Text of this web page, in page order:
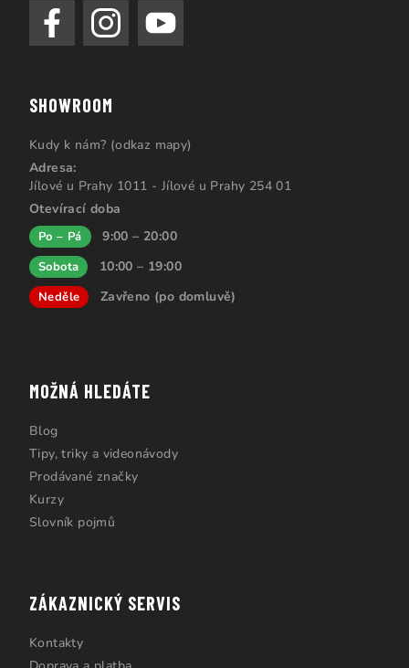
SHOWROOM
Kudy k nám? (odkaz mapy)
Adresa:
Jílové u Prahy 1011 - Jílové u Prahy 254 01
Otevírací doba
Po – Pá 9:00 – 20:00
Sobota 10:00 – 19:00
Neděle Zavřeno (po domluvě)
MOŽNÁ HLEDÁTE
Blog
Tipy, triky a videonávody
Prodávané značky
Kurzy
Slovník pojmů
ZÁKAZNICKÝ SERVIS
Kontakty